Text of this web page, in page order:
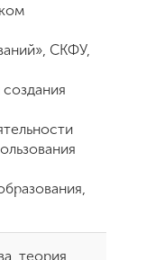
СКФУ,
теория